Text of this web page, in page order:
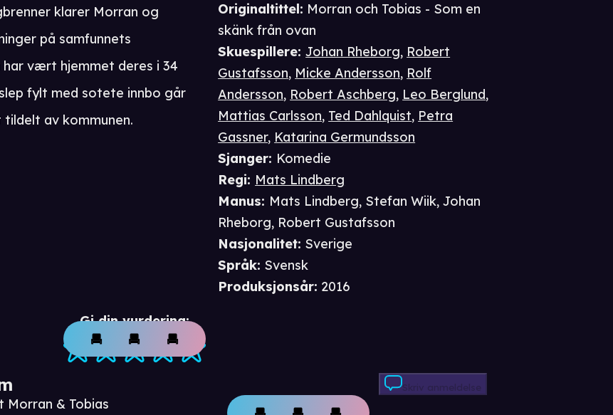
Gi din vurdering:
Morran & Tobias
Skriv anmeldelse
Originaltittel: Morran och Tobias - Som en
skänk från ovan
Skuespillere:Johan Rheborg, Robert
Gustafsson, Micke Andersson, Rolf
Andersson, Robert Aschberg, Leo Berglund,
Mattias Carlsson, Ted Dahlquist, Petra
Gassner, Katarina Germundsson
Sjanger: Komedie
Regi: Mats Lindberg
Manus: Mats Lindberg, Stefan Wiik,Johan
Rheborg, Robert Gustafsson
Nasjonalitet: Sverige
Språk: Svensk
Produksjonsår: 2016
klarer Morran og
på samfunnets
har vært hjemmet deres i 34
fylt med sotete innbo går
av kommunen.